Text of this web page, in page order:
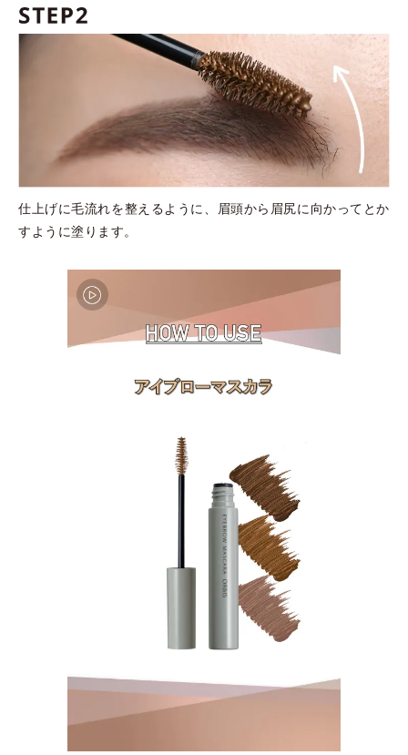
仕上げに毛流れを整えるように、眉頭から眉尻に向かってとか
すように塗ります。